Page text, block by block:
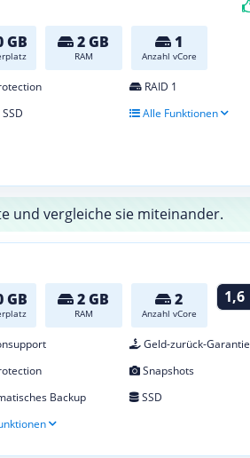
GB 2 GB
RAM
1
Anzahl vCore
RAID 1
Alle Funktionen
und vergleiche sie miteinander.
GB 2 GB
RAM
2
Anzahl vCore
1,6
Geld-zurück-Garantie
Snapshots
Backup
SSD